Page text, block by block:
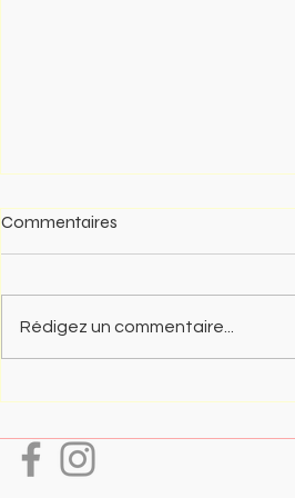
Commentaires
Rédigez un commentaire...